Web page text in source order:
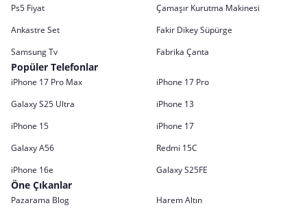
Ps5 Fiyat
Çamaşır Kurutma Makinesi
Ankastre Set
Fakir Dikey Süpürge
Samsung Tv
Fabrika Çanta
Popüler Telefonlar
iPhone 17 Pro Max
iPhone 17 Pro
Galaxy S25 Ultra
iPhone 13
iPhone 15
iPhone 17
Galaxy A56
Redmi 15C
iPhone 16e
Galaxy S25FE
Öne Çıkanlar
Pazarama Blog
Harem Altın